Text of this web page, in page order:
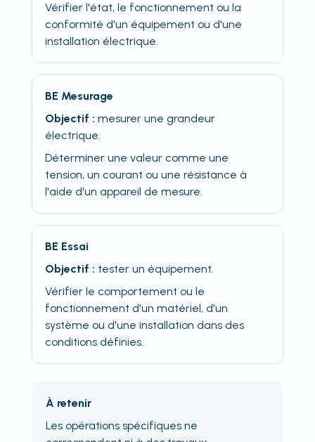
Vérifier l'état, le fonctionnement ou la
conformité d'un équipement ou d'une
installation électrique.
BE Mesurage
Objectif : mesurer une grandeur
électrique.
Déterminer une valeur comme une
tension, un courant ou une résistance à
l'aide d'un appareil de mesure.
BE Essai
Objectif : tester un équipement.
Vérifier le comportement ou le
fonctionnement d'un matériel, d'un
système ou d'une installation dans des
conditions définies.
À retenir
Les opérations spécifiques ne